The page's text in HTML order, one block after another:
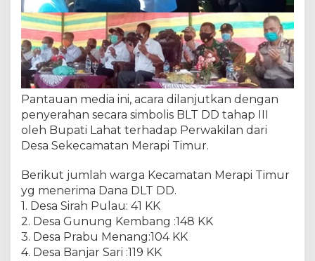
Pantauan media ini, acara dilanjutkan dengan
penyerahan secara simbolis BLT DD tahap III
oleh Bupati Lahat terhadap Perwakilan dari
Desa Sekecamatan Merapi Timur.
Berikut jumlah warga Kecamatan Merapi Timur
yg menerima Dana DLT DD.
1. Desa Sirah Pulau: 41 KK
2. Desa Gunung Kembang :148 KK
3. Desa Prabu Menang:104 KK
4. Desa Banjar Sari :119 KK